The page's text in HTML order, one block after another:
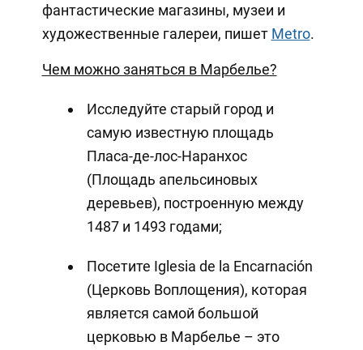
фантастические магазины, музеи и
художественные галереи, пишет Metro.
Чем можно заняться в Марбелье?
Исследуйте старый город и
самую известную площадь
Пласа-де-лос-Наранхос
(Площадь апельсиновых
деревьев), построенную между
1487 и 1493 годами;
Посетите Iglesia de la Encarnación
(Церковь Воплощения), которая
является самой большой
церковью в Марбелье – это